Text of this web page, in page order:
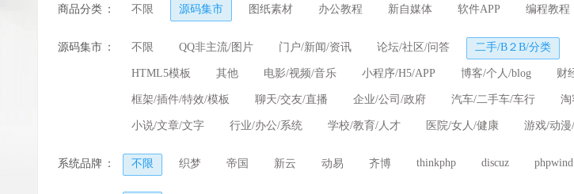
商品分类 ： 不限 源码集市 图纸素材 办公教程 新自媒体 软件APP 编程教程
源码集市 ： 不限 QQ非主流/图片 门户/新闻/资讯 论坛/社区/问答 二手/B２B/分类
HTML5模板 其他 电影/视频/音乐 小程序/H5/APP 博客/个人/blog 财
框架/插件/特效/模板 聊天/交友/直播 企业/公司/政府 汽车/二手车/车行 淘
小说/文章/文字 行业/办公/系统 学校/教育/人才 医院/女人/健康 游戏/动漫
系统品牌 ： 不限 织梦 帝国 新云 动易 齐博 thinkphp discuz phpwind